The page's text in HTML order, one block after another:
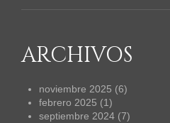
ARCHIVOS
noviembre 2025 (6)
febrero 2025 (1)
septiembre 2024 (7)